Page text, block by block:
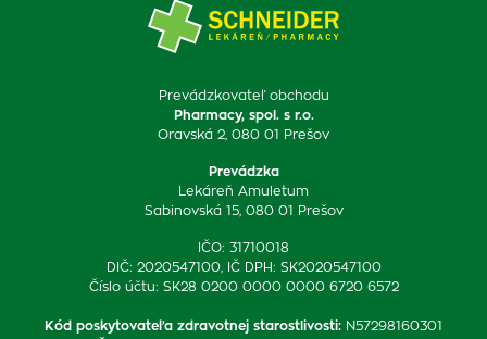
Prevádzkovateľ obchodu
Pharmacy, spol. s r.o.
Oravská 2, 080 01 Prešov
Prevádzka
Lekáreň Amuletum
Sabinovská 15, 080 01 Prešov
IČO: 31710018
DIČ: 2020547100, IČ DPH: SK2020547100
Číslo účtu: SK28 0200 0000 0000 6720 6572
Kód poskytovateľa zdravotnej starostlivosti: N57298160301